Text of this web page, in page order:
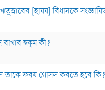
[হায়য] বিধানকে
রাখার হুকুম কী?
তাকে ফরয গোসল করতে হবে কি?